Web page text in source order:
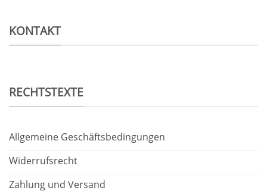
KONTAKT
RECHTSTEXTE
Allgemeine Geschäftsbedingungen
Widerrufsrecht
Zahlung und Versand